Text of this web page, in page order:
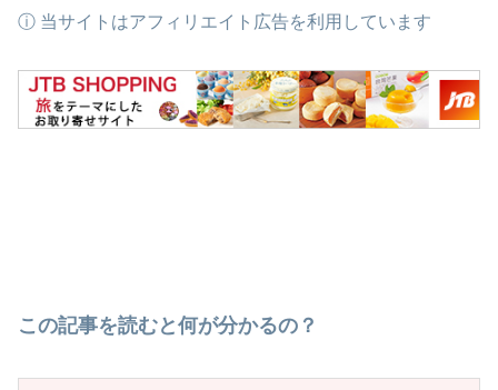
ⓘ 当サイトはアフィリエイト広告を利用しています
この記事を読むと何が分かるの？